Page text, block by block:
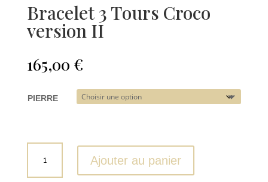
Bracelet 3 Tours Croco
version II
165,00 €
PIERRE
Bracelet
Ajouter au panier